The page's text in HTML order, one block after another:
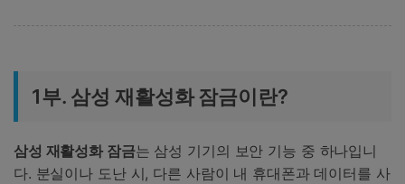
1부. 삼성 재활성화 잠금이란?
삼성 재활성화 잠금는 삼성 기기의 보안 기능 중 하나입니
다. 분실이나 도난 시, 다른 사람이 내 휴대폰과 데이터를 사